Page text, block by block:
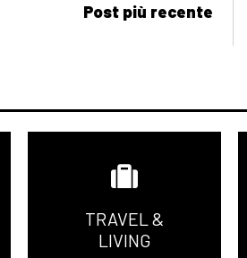
Post più recente
TRAVEL &
LIVING